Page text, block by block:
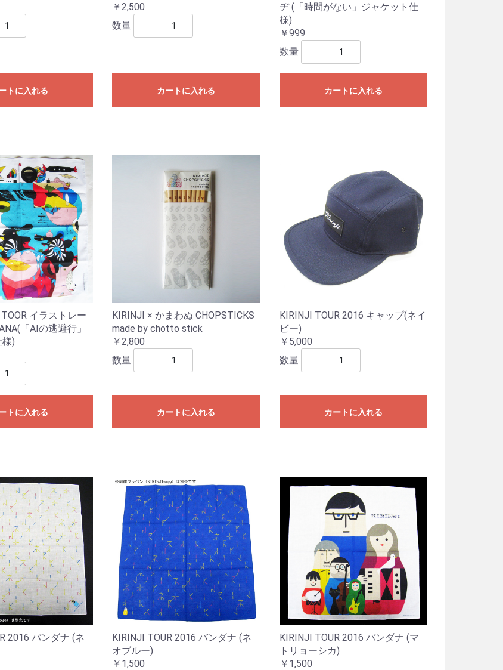
トに入れる
￥2,500
数量
カートに入れる
ヂ (「時間がない」ジャケット仕
様)
￥999
数量
カートに入れる
イラストレー
「AIの逃避行」
)
トに入れる
KIRINJI × かまわぬ CHOPSTICKS
made by chotto stick
￥2,800
数量
カートに入れる
KIRINJI TOUR 2016 キャップ(ネイ
ビー)
￥5,000
数量
カートに入れる
2016 バンダナ (ネ
KIRINJI TOUR 2016 バンダナ (ネ
オブルー)
￥1,500
KIRINJI TOUR 2016 バンダナ (マ
トリョーシカ)
￥1,500